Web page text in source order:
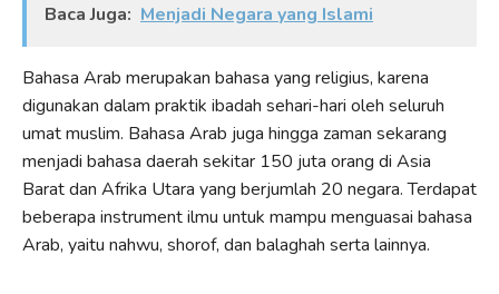
Baca Juga: Menjadi Negara yang Islami
Bahasa Arab merupakan bahasa yang religius, karena
digunakan dalam praktik ibadah sehari-hari oleh seluruh
umat muslim. Bahasa Arab juga hingga zaman sekarang
menjadi bahasa daerah sekitar 150 juta orang di Asia
Barat dan Afrika Utara yang berjumlah 20 negara. Terdapat
beberapa instrument ilmu untuk mampu menguasai bahasa
Arab, yaitu nahwu, shorof, dan balaghah serta lainnya.